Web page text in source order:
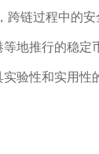
链过程中的安
地推行的稳定
验性和实用性